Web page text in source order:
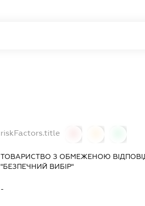
riskFactors.title
ТОВАРИСТВО З ОБМЕЖЕНОЮ
"БЕЗПЕЧНИЙ ВИБІР"
-